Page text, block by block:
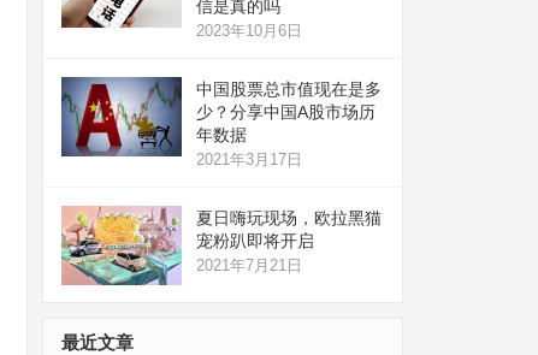
信是真的吗
2023年10月6日
中国股票总市值现在是多
少？分享中国A股市场历
年数据
2021年3月17日
夏日嗨玩现场，欧拉黑猫
宠粉趴即将开启
2021年7月21日
最近文章